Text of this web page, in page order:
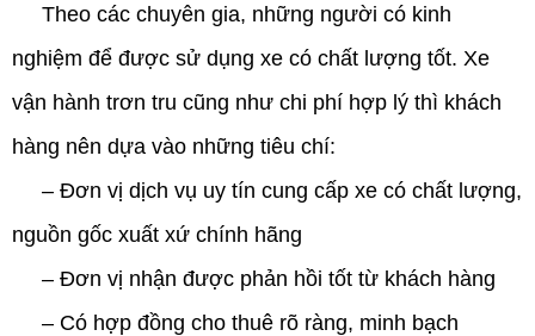
Theo các chuyên gia, những người có kinh
nghiệm để được sử dụng xe có chất lượng tốt. Xe
vận hành trơn tru cũng như chi phí hợp lý thì khách
hàng nên dựa vào những tiêu chí:
– Đơn vị dịch vụ uy tín cung cấp xe có chất lượng,
nguồn gốc xuất xứ chính hãng
– Đơn vị nhận được phản hồi tốt từ khách hàng
– Có hợp đồng cho thuê rõ ràng, minh bạch